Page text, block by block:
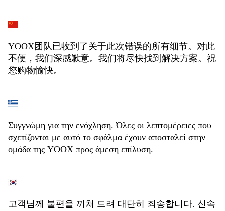
YOOX团队已收到了关于此次错误的所有细节。对此
不便，我们深感歉意。我们将尽快找到解决方案。祝
您购物愉快。
Συγγνώμη για την ενόχληση. Όλες οι λεπτομέρειες που
σχετίζονται με αυτό το σφάλμα έχουν αποσταλεί στην
ομάδα της YOOX προς άμεση επίλυση.
고객님께 불편을 끼쳐 드려 대단히 죄송합니다. 신속